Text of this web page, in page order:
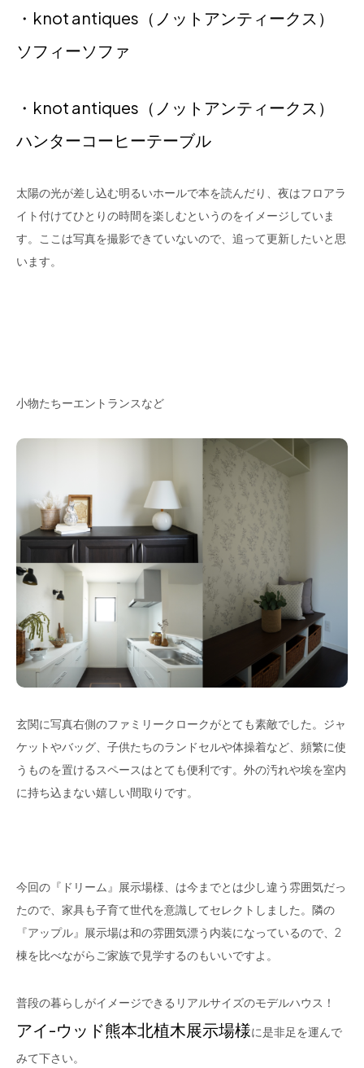
・knot antiques（ノットアンティークス）
ソフィーソファ
・knot antiques（ノットアンティークス）
ハンターコーヒーテーブル
太陽の光が差し込む明るいホールで本を読んだり、夜はフロアラ
イト付けてひとりの時間を楽しむというのをイメージしていま
す。ここは写真を撮影できていないので、追って更新したいと思
います。
小物たちーエントランスなど
玄関に写真右側のファミリークロークがとても素敵でした。ジャ
ケットやバッグ、子供たちのランドセルや体操着など、頻繁に使
うものを置けるスペースはとても便利です。外の汚れや埃を室内
に持ち込まない嬉しい間取りです。
今回の『ドリーム』展示場様、は今までとは少し違う雰囲気だっ
たので、家具も子育て世代を意識してセレクトしました。隣の
『アップル』展示場は和の雰囲気漂う内装になっているので、2
棟を比べながらご家族で見学するのもいいですよ。
普段の暮らしがイメージできるリアルサイズのモデルハウス！
アイ-ウッド熊本北植木展示場様に是非足を運んで
みて下さい。